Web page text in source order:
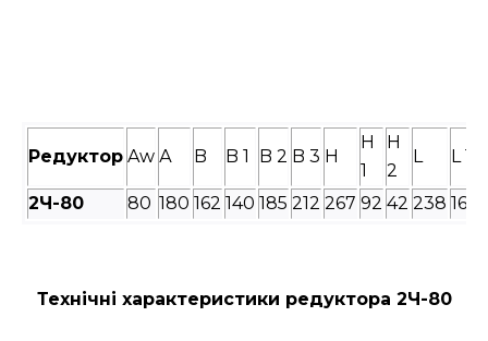
Редуктор Aw А B B 1 B 2 B 3 H
H
1
H
2
L L 1
2Ч-80 80 180 162 140 185 212 267 92 42 238 160
Технічні характеристики редуктора 2Ч-80